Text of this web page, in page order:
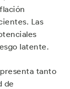
Las
latente.
tanto
de